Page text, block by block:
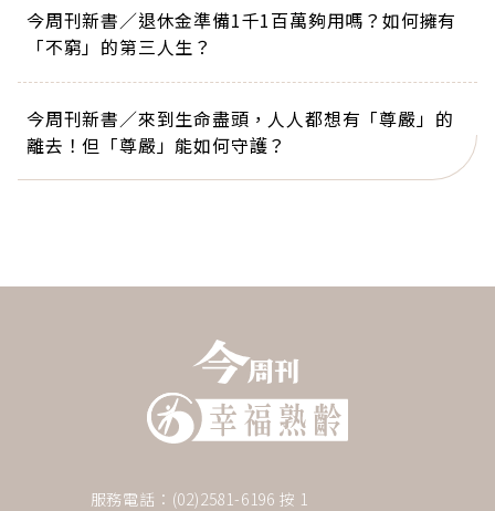
今周刊新書／退休金準備1千1百萬夠用嗎？如何擁有
「不窮」的第三人生？
今周刊新書／來到生命盡頭，人人都想有「尊嚴」的
離去！但「尊嚴」能如何守護？
服務電話：(02)2581-6196 按 1